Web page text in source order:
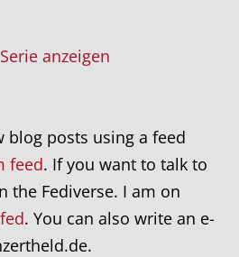
anzeigen
blog posts using a feed
feed. If you want to talk to
the Fediverse. I am on
. You can also write an e-